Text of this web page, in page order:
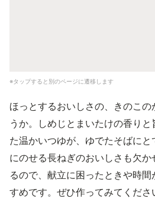
※タップすると別のページに遷移します
ほっとするおいしさの、きのこの
うか。しめじとまいたけの香り
た温かいつゆが、ゆでたそばに
にのせる長ねぎのおいしさも欠
るので、献立に困ったときや時
すめです。ぜひ作ってみてくださ